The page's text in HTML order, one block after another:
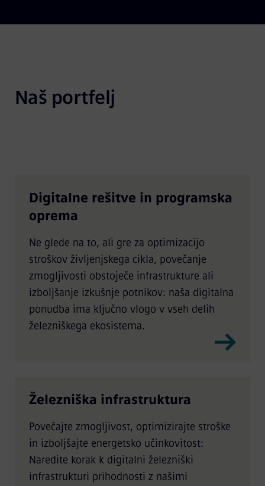
Naš portfelj
Digitalne rešitve in programska
oprema
Ne glede na to, ali gre za optimizacijo
stroškov življenjskega cikla, povečanje
zmogljivosti obstoječe infrastrukture ali
izboljšanje izkušnje potnikov: naša digitalna
ponudba ima ključno vlogo v vseh delih
železniškega ekosistema.
Železniška infrastruktura
Povečajte zmogljivost, optimizirajte stroške
in izboljšajte energetsko učinkovitost:
Naredite korak k digitalni železniški
infrastrukturi prihodnosti z našimi